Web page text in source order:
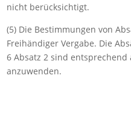
nicht berücksichtigt.
(5) Die Bestimmungen von
Freihändiger Vergabe. Die
6 Absatz 2 sind
anzuwenden.